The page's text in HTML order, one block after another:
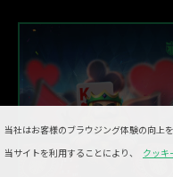
当社はお客様のブラウジング体験の向上
当サイトを利用することにより、
クッキ